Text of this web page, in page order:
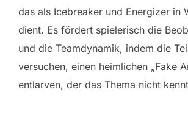
das als Icebreaker und Energizer in
dient. Es fördert spielerisch die
und die Teamdynamik, indem die
versuchen, einen heimlichen „Fake
entlarven, der das Thema nicht